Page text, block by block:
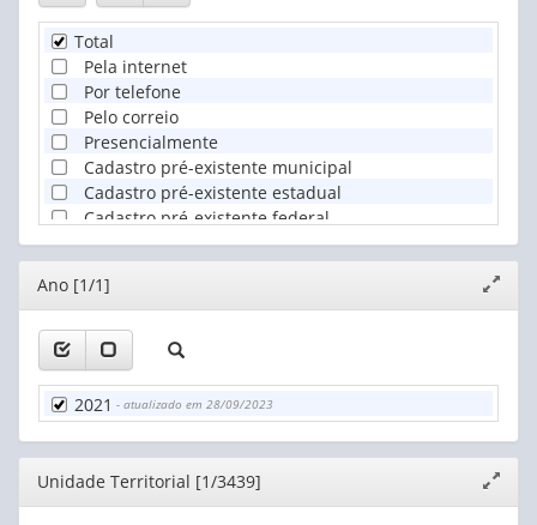
Total
Pela internet
Por telefone
Pelo correio
Presencialmente
Cadastro pré-existente municipal
Cadastro pré-existente estadual
Cadastro pré-existente federal
Por outro meio
Editor
janela
Ano [1/1]
2021 - atualizado em 28/09/2023
Editor
janela
Unidade Territorial [1/3439]